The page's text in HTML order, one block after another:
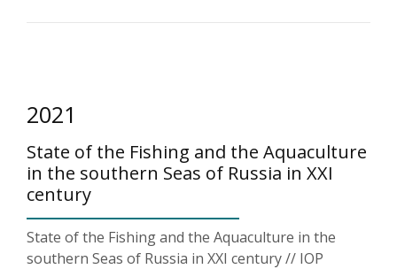
2021
State of the Fishing and the Aquaculture
in the southern Seas of Russia in XXI
century
State of the Fishing and the Aquaculture in the
southern Seas of Russia in XXI century // IOP